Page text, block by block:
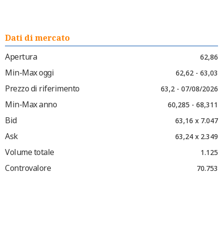
Dati di mercato
Apertura
62,86
Min-Max oggi 62,62 - 63,03
Prezzo di riferimento 63,2 - 07/08/2026
Min-Max anno 60,285 - 68,311
Bid 63,16 x 7.047
Ask 63,24 x 2.349
Volume totale 1.125
Controvalore 70.753